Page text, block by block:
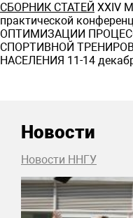
СБОРНИК СТАТЕЙ ХXIV
практической
ОПТИМИЗАЦИИ
СПОРТИВНОЙ
НАСЕЛЕНИЯ 11-14
Новости
Новости ННГУ